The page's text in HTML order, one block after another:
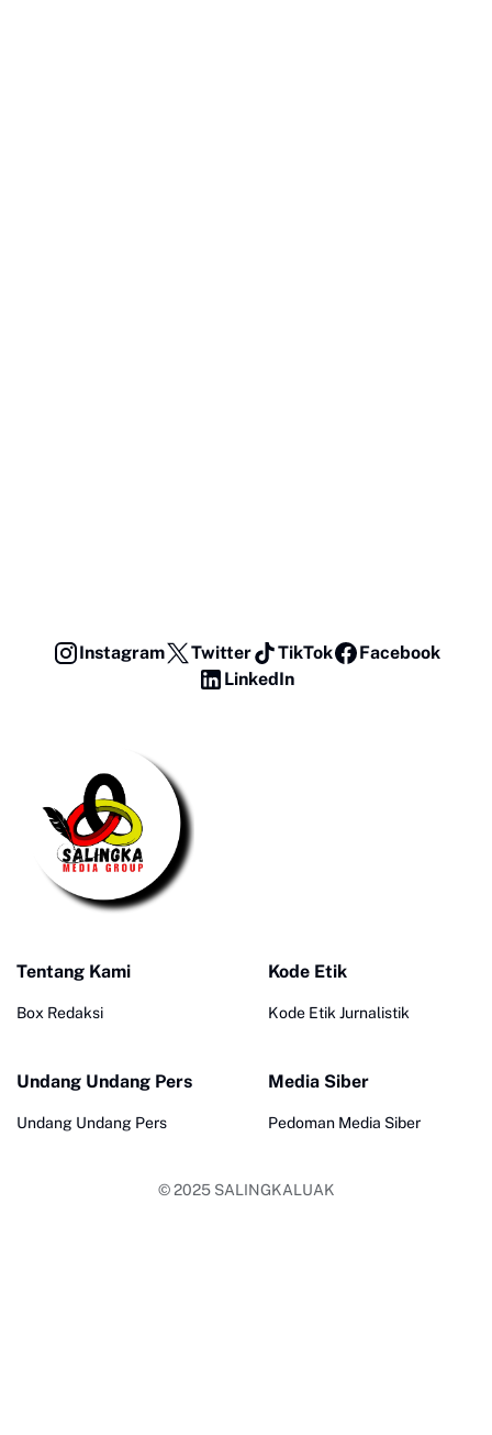
Instagram Twitter TikTok
Facebook
LinkedIn
Tentang Kami
Box Redaksi
Kode Etik
Kode Etik Jurnalistik
Undang Undang Pers
Undang Undang Pers
Media Siber
Pedoman Media Siber
© 2025 SALINGKALUAK